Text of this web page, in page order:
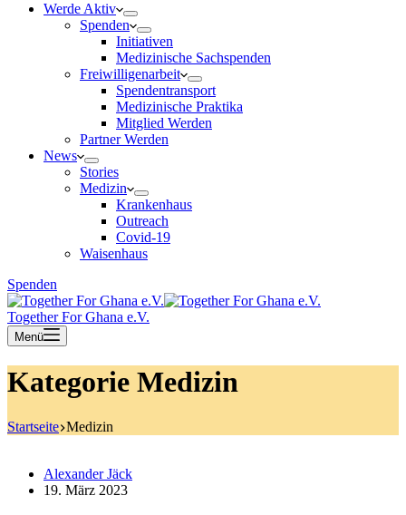
Werde Aktiv
Spenden
Initiativen
Medizinische Sachspenden
Freiwilligenarbeit
Spendentransport
Medizinische Praktika
Mitglied Werden
Partner Werden
News
Stories
Medizin
Krankenhaus
Outreach
Covid-19
Waisenhaus
Spenden
Together For Ghana e.V.
Menü
Kategorie Medizin
Startseite Medizin
Alexander Jäck
19. März 2023